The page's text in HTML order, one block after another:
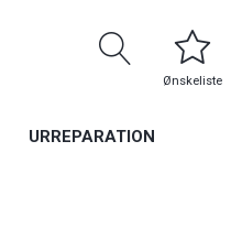
Ønskeliste
URREPARATION